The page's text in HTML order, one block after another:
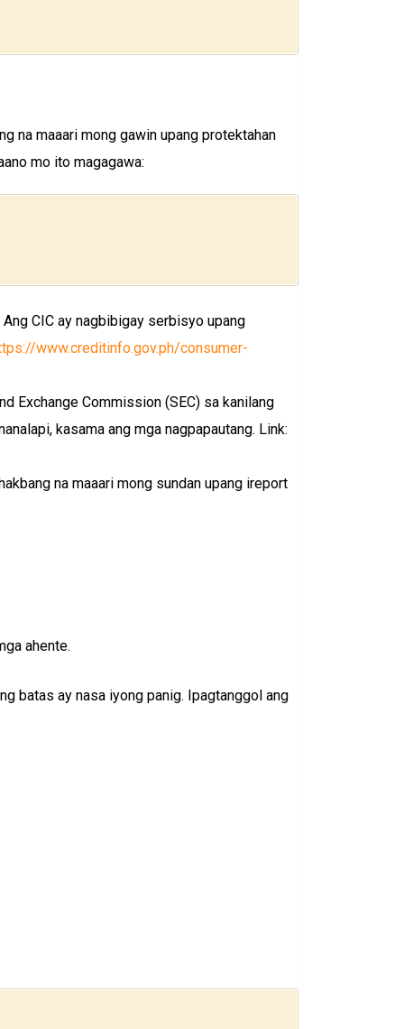
na maaari mong gawin upang protektahan
mo ito magagawa:
CIC ay nagbibigay serbisyo upang
www.creditinfo.gov.ph/consumer-
Exchange Commission (SEC) sa kanilang
kasama ang mga nagpapautang. Link:
na maaari mong sundan upang ireport
ahente.
batas ay nasa iyong panig. Ipagtanggol ang